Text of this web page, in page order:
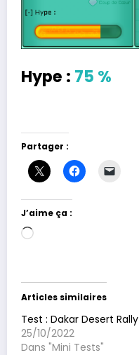
Hype : 75 %
Partager :
J’aime ça :
Chargement…
Articles similaires
Test : Dakar Desert Rally
25/10/2022
Dans "Mini Tests"